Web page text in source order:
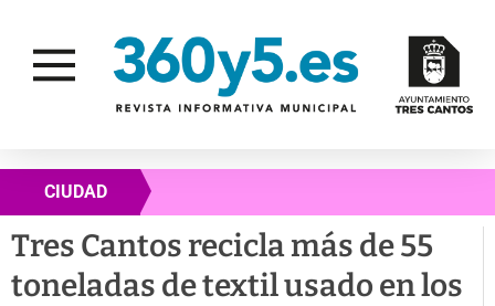
CIUDAD
Tres Cantos recicla más de 55
toneladas de textil usado en los